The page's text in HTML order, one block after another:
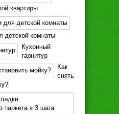
квартиры
детской комнаты
Кухонный
гарнитур
Как
снять